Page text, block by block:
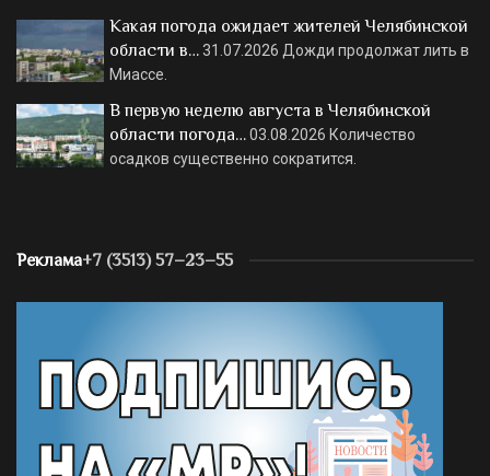
Какая погода ожидает жителей Челябинской
области в…31.07.2026 Дожди продолжат лить в
Миассе.
В первую неделю августа в Челябинской
области погода…03.08.2026 Количество
осадков существенно сократится.
Реклама+7 (3513) 57–23–55